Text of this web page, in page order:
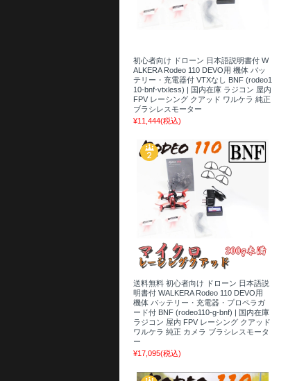
初心者向け ドローン 日本語説明書付 W
ALKERA Rodeo 110 DEVO用 機体 バッ
テリー・充電器付 VTXなし BNF (rodeo1
10-bnf-vtxless) | 国内在庫 ラジコン 屋内
FPV レーシング クアッド ワルケラ 純正
ブラシレスモーター
¥11,444(税込)
送料無料 初心者向け ドローン 日本語説
明書付 WALKERA Rodeo 110 DEVO用
機体 バッテリー・充電器・プロペラガ
ード付 BNF (rodeo110-g-bnf) | 国内在庫
ラジコン 屋内 FPV レーシング クアッド
ワルケラ 純正 カメラ ブラシレスモータ
ー
¥17,095(税込)